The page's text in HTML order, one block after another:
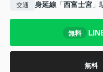
交通 身延線 「西富士宮 」
無料
無料